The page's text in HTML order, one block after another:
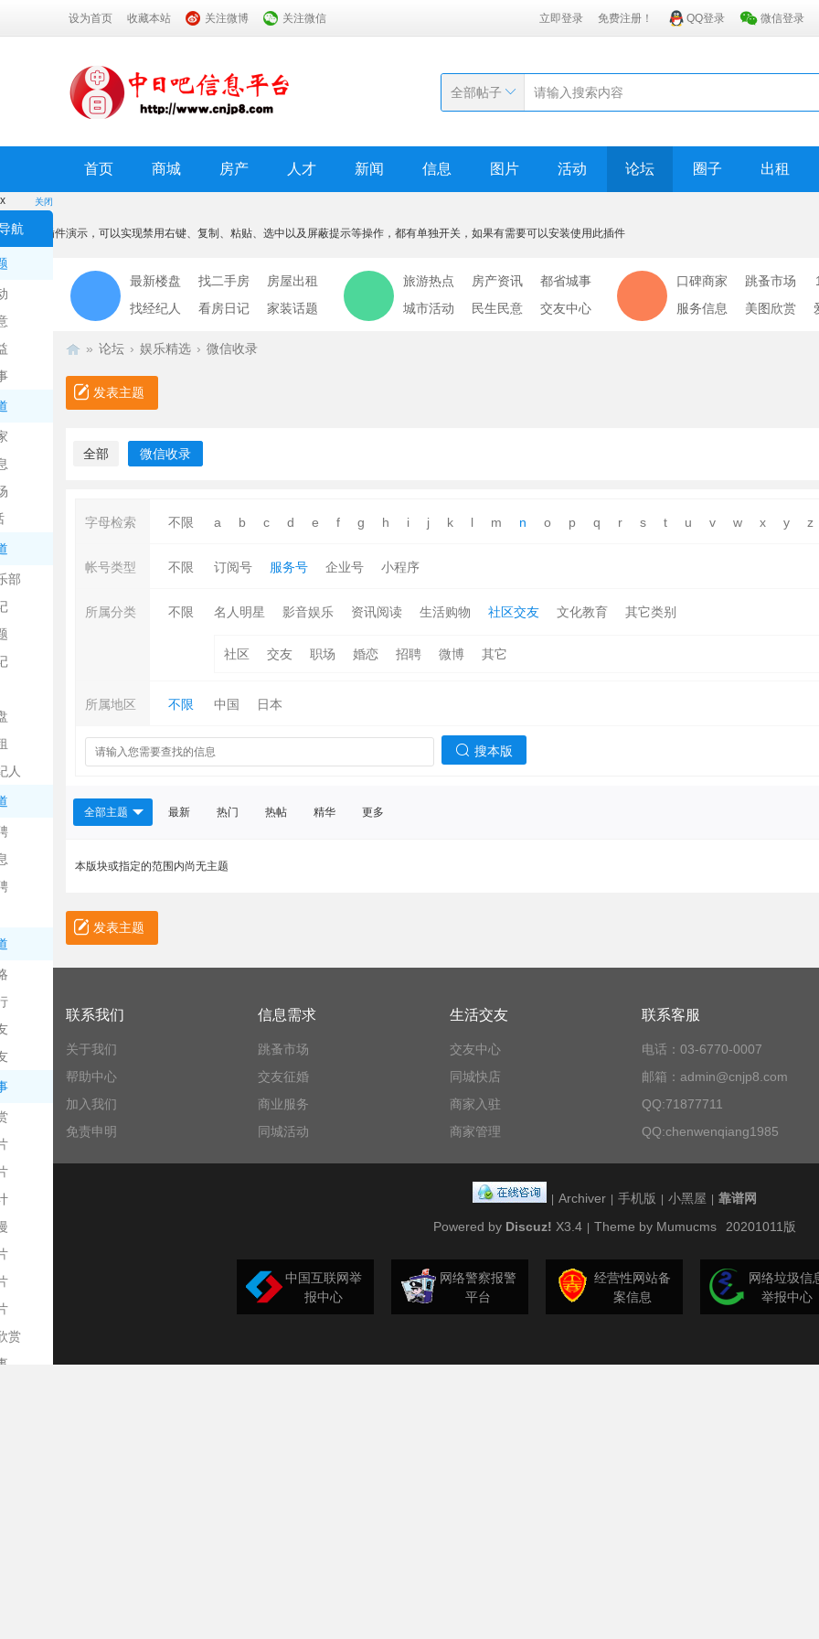
设为首页 收藏本站 关注微博 关注微信 立即登录 免费注册！ QQ登录 微信登录
全部帖子
首页 商城 房产 人才 新闻 信息 图片 活动 论坛 圈子 出租
关闭
航
部
人
赏
x
本功能为插件演示，可以实现禁用右键、复制、粘贴、选中以及屏蔽提示等操作，都有单独开关，如果有需要可以安装使用此插件
我知道了
最新楼盘 找二手房
房屋出租
找经纪人
看房日记 家装话题
旅游热点 房产资讯
都省城事
城市活动
民生民意 交友中心
口碑商家 跳蚤市场
服务信息
美图欣赏
» 论坛 › 娱乐精选 › 微信收录
发表主题
全部 微信收录
字母检索 不限 a b c d e f g h i j k l m n o p q r s t u v w x y z
帐号类型 不限 订阅号 服务号 企业号 小程序
所属分类 不限 名人明星 影音娱乐 资讯阅读 生活购物 社区交友 文化教育 其它类别
社区 交友 职场 婚恋 招聘 微博 其它
所属地区 不限 中国 日本
搜本版
全部主题 最新 热门 热帖 精华 更多
本版块或指定的范围内尚无主题
发表主题
联系我们
关于我们
帮助中心
加入我们
免责申明
信息需求
跳蚤市场
交友征婚
商业服务
同城活动
生活交友
交友中心
同城快店
商家入驻
商家管理
联系客服
电话：03-6770-0007
邮箱：admin@cnjp8.com
QQ:71877711
QQ:chenwenqiang1985
Archiver 手机版 小黑屋
靠谱网
Powered by Discuz! X3.4 Theme by Mumucms 20201011版
中国互联网举
报中心
网络警察报警
平台
经营性网站备
案信息
网络垃圾信
举报中心